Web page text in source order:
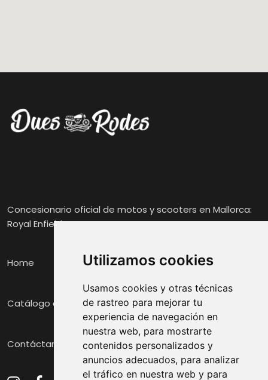
Utilizamos cookies
Usamos cookies y otras técnicas
de rastreo para mejorar tu
experiencia de navegación en
nuestra web, para mostrarte
contenidos personalizados y
anuncios adecuados, para analizar
el tráfico en nuestra web y para
Concesionario oficial de motos y scooters en Mallorca:
Royal Enfield, Voge y Zontes.
Home
Catálogo de Motos
Contáctanos